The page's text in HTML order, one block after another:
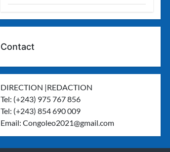
Contact
DIRECTION |REDACTION
Tel: (+243) 975 767 856
Tel: (+243) 854 690 009
Email:Congoleo2021@gmail.com